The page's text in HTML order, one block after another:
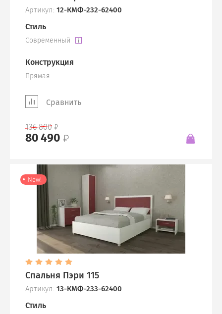
Артикул: 12-КМФ-232-62400
Стиль
Современный
Конструкция
Прямая
Сравнить
136 800
80 490
New!
Спальня Пэри 115
Артикул: 13-КМФ-233-62400
Стиль